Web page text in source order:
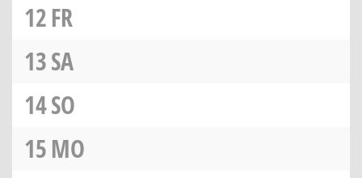
12FR
13SA
14SO
15MO